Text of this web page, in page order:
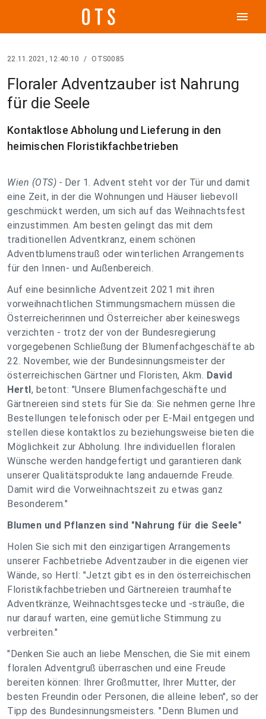
menu
22.11.2021, 12:40:10 / OTS0085
Floraler Adventzauber ist Nahrung
für die Seele
Kontaktlose Abholung und Lieferung in den
heimischen Floristikfachbetrieben
Wien (OTS) - Der 1. Advent steht vor der Tür und damit
eine Zeit, in der die Wohnungen und Häuser liebevoll
geschmückt werden, um sich auf das Weihnachtsfest
einzustimmen. Am besten gelingt das mit dem
traditionellen Adventkranz, einem schönen
Adventblumenstrauß oder winterlichen Arrangements
für den Innen- und Außenbereich.
Auf eine besinnliche Adventzeit 2021 mit ihren
vorweihnachtlichen Stimmungsmachern müssen die
Österreicherinnen und Österreicher aber keineswegs
verzichten - trotz der von der Bundesregierung
vorgegebenen Schließung der Blumenfachgeschäfte ab
22. November, wie der Bundesinnungsmeister der
österreichischen Gärtner und Floristen, Akm. David
Hertl, betont: "Unsere Blumenfachgeschäfte und
Gärtnereien sind stets für Sie da: Sie nehmen gerne Ihre
Bestellungen telefonisch oder per E-Mail entgegen und
stellen diese kontaktlos zu beziehungsweise bieten die
Möglichkeit zur Abholung. Ihre individuellen floralen
Wünsche werden handgefertigt und garantieren dank
unserer Qualitätsprodukte lang andauernde Freude.
Damit wird die Vorweihnachtszeit zu etwas ganz
Besonderem."
Blumen und Pflanzen sind "Nahrung für die Seele"
Holen Sie sich mit den einzigartigen Arrangements
unserer Fachbetriebe Adventzauber in die eigenen vier
Wände, so Hertl: "Jetzt gibt es in den österreichischen
Floristikfachbetrieben und Gärtnereien traumhafte
Adventkränze, Weihnachtsgestecke und -sträuße, die
nur darauf warten, eine gemütliche Stimmung zu
verbreiten."
"Denken Sie auch an liebe Menschen, die Sie mit einem
floralen Adventgruß überraschen und eine Freude
bereiten können: Ihrer Großmutter, Ihrer Mutter, der
besten Freundin oder Personen, die alleine leben", so der
Tipp des Bundesinnungsmeisters. "Denn Blumen und